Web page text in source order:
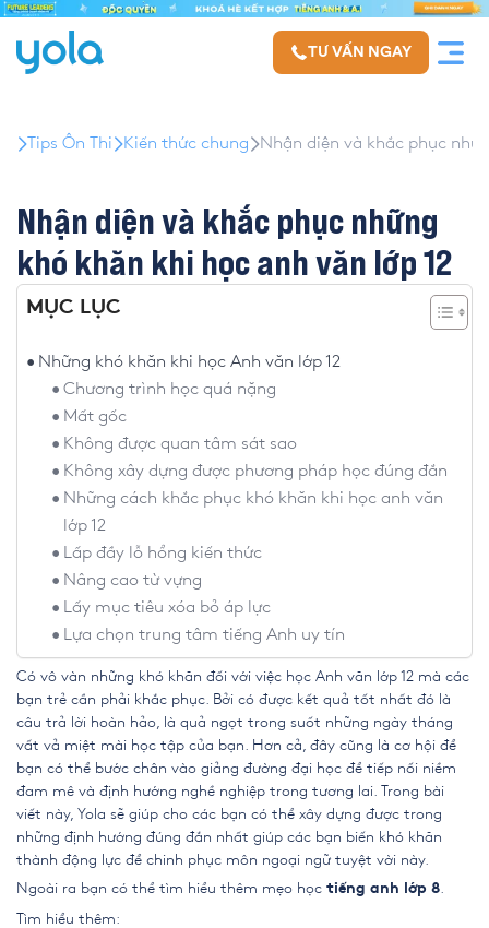
TƯ VẤN NGAY
Tips Ôn Thi Kiến thức chung Nhận diện và khắc phục
Nhận diện và khắc phục những
khó khăn khi học anh văn lớp 12
MỤC LỤC
Những khó khăn khi học Anh văn lớp 12
Chương trình học quá nặng
Mất gốc
Không được quan tâm sát sao
Không xây dựng được phương pháp học đúng đắn
Những cách khắc phục khó khăn khi học anh văn
lớp 12
Lấp đầy lỗ hổng kiến thức
Nâng cao từ vựng
Lấy mục tiêu xóa bỏ áp lực
Lựa chọn trung tâm tiếng Anh uy tín
Có vô vàn những khó khăn đối với việc học Anh văn lớp 12 mà các
bạn trẻ cần phải khắc phục. Bởi có được kết quả tốt nhất đó là
câu trả lời hoàn hảo, là quả ngọt trong suốt những ngày tháng
vất vả miệt mài học tập của bạn. Hơn cả, đây cũng là cơ hội để
bạn có thể bước chân vào giảng đường đại học để tiếp nối niềm
đam mê và định hướng nghề nghiệp trong tương lai. Trong bài
viết này, Yola sẽ giúp cho các bạn có thể xây dựng được trong
những định hướng đúng đắn nhất giúp các bạn biến khó khăn
thành động lực để chinh phục môn ngoại ngữ tuyệt vời này.
Ngoài ra bạn có thể tìm hiểu thêm mẹo học tiếng anh lớp 8
Tìm hiểu thêm: